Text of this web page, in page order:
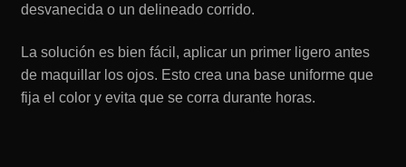
desvanecida o un delineado corrido.
La solución es bien fácil, aplicar un primer ligero antes
de maquillar los ojos. Esto crea una base uniforme que
fija el color y evita que se corra durante horas.